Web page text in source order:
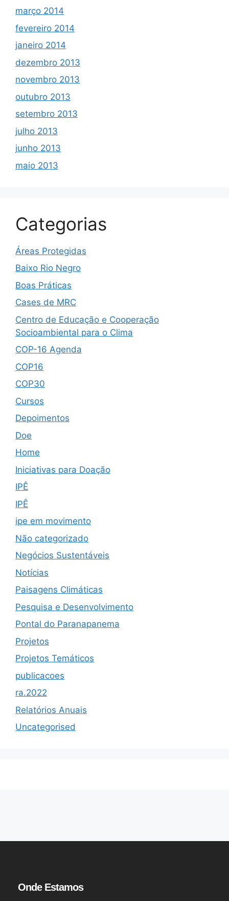
março 2014
fevereiro 2014
janeiro 2014
dezembro 2013
novembro 2013
outubro 2013
setembro 2013
julho 2013
junho 2013
maio 2013
Categorias
Áreas Protegidas
Baixo Rio Negro
Boas Práticas
Cases de MRC
Centro de Educação e Cooperação
Socioambiental para o Clima
COP-16 Agenda
COP16
COP30
Cursos
Depoimentos
Doe
Home
Iniciativas para Doação
IPÊ
IPÊ
ipe em movimento
Não categorizado
Negócios Sustentáveis
Notícias
Paisagens Climáticas
Pesquisa e Desenvolvimento
Pontal do Paranapanema
Projetos
Projetos Temáticos
publicacoes
ra.2022
Relatórios Anuais
Uncategorised
Onde Estamos